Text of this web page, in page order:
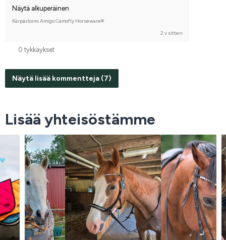
Näytä alkuperäinen
Kärpäsloimi Amigo Camofly Horseware®
2 v sitten
0 tykkäykset
Näytä lisää kommentteja (7)
Lisää yhteisöstämme